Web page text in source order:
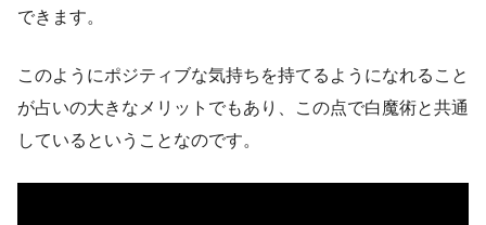
できます。
このようにポジティブな気持ちを持てるようになれること
が占いの大きなメリットでもあり、この点で白魔術と共通
しているということなのです。